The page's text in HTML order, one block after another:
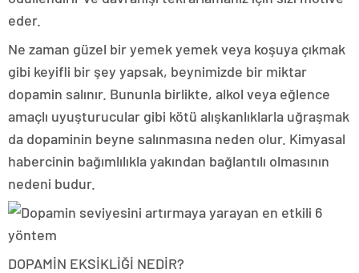
eder.
Ne zaman güzel bir yemek yemek veya koşuya çıkmak
gibi keyifli bir şey yapsak, beynimizde bir miktar
dopamin salınır. Bununla birlikte, alkol veya eğlence
amaçlı uyuşturucular gibi kötü alışkanlıklarla uğraşmak
da dopaminin beyne salınmasına neden olur. Kimyasal
habercinin bağımlılıkla yakından bağlantılı olmasının
nedeni budur.
DOPAMİN EKSİKLİĞİ NEDİR?